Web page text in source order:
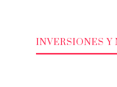
INVERSIONES Y